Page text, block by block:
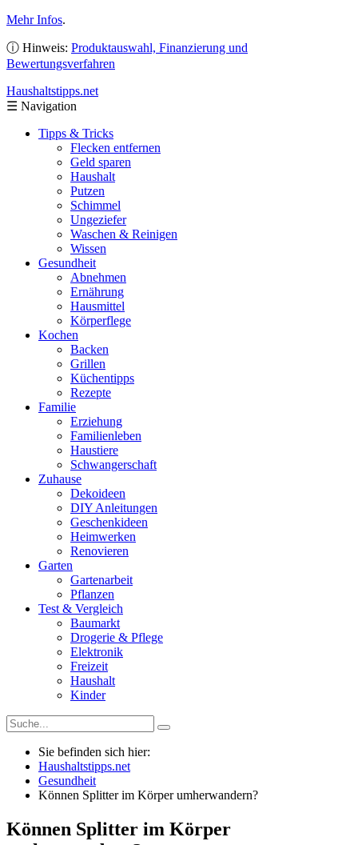
Mehr Infos.
ⓘ Hinweis: Produktauswahl, Finanzierung und
Bewertungsverfahren
Haushaltstipps.net
☰ Navigation
Tipps & Tricks
Flecken entfernen
Geld sparen
Haushalt
Putzen
Schimmel
Ungeziefer
Waschen & Reinigen
Wissen
Gesundheit
Abnehmen
Ernährung
Hausmittel
Körperflege
Kochen
Backen
Grillen
Küchentipps
Rezepte
Familie
Erziehung
Familienleben
Haustiere
Schwangerschaft
Zuhause
Dekoideen
DIY Anleitungen
Geschenkideen
Heimwerken
Renovieren
Garten
Gartenarbeit
Pflanzen
Test & Vergleich
Baumarkt
Drogerie & Pflege
Elektronik
Freizeit
Haushalt
Kinder
Sie befinden sich hier:
Haushaltstipps.net
Gesundheit
Können Splitter im Körper umherwandern?
Können Splitter im Körper